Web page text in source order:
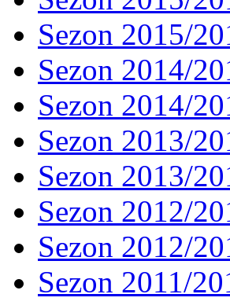
Sezon 2015/
Sezon 2014/
Sezon 2014/
Sezon 2013/
Sezon 2013/
Sezon 2012/
Sezon 2012/
Sezon 2011/